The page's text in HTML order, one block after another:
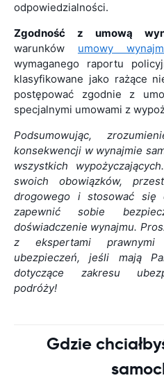
odpowiedzialności.
Zgodność z umową
warunków umowy
wymaganego raportu
klasyfikowane jako rażące
postępować zgodnie z
specjalnymi umowami z
Podsumowując,
konsekwencji w wynajmie
wszystkich
swoich obowiązków,
drogowego i stosować się
zapewnić sobie
doświadczenie wynajmu.
z ekspertami
ubezpieczeń, jeśli mają
dotyczące zakresu
podróży!
Gdzie